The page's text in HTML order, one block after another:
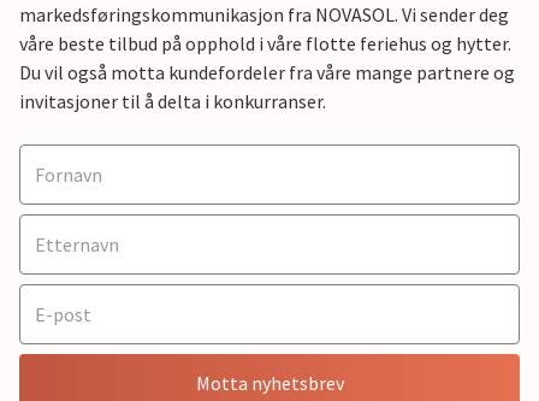
markedsføringskommunikasjon fra NOVASOL. Vi sender deg
våre beste tilbud på opphold i våre flotte feriehus og hytter.
Du vil også motta kundefordeler fra våre mange partnere og
invitasjoner til å delta i konkurranser.
Motta nyhetsbrev